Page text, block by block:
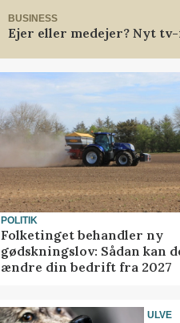
BUSINESS
Ejer eller medejer? Nyt
POLITIK
Folketinget behandler ny
gødskningslov: Sådan kan
ændre din bedrift fra 2027
ULVE